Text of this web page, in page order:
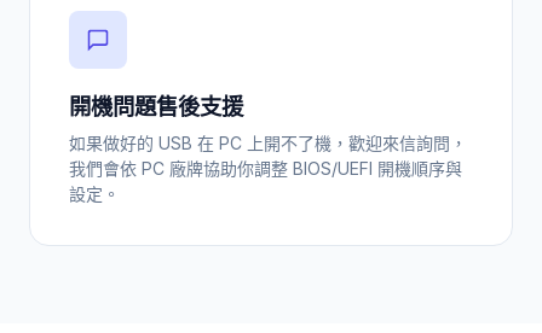
開機問題售後支援
如果做好的 USB 在 PC 上開不了機，歡迎來信詢問，
我們會依 PC 廠牌協助你調整 BIOS/UEFI 開機順序與
設定。